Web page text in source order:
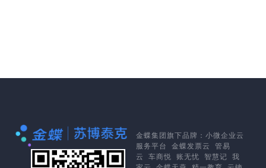
金蝶集团旗下品牌： 小微企业云
服务平台
金蝶发票云
管易
云
车商悦 账无忧 智慧记
我